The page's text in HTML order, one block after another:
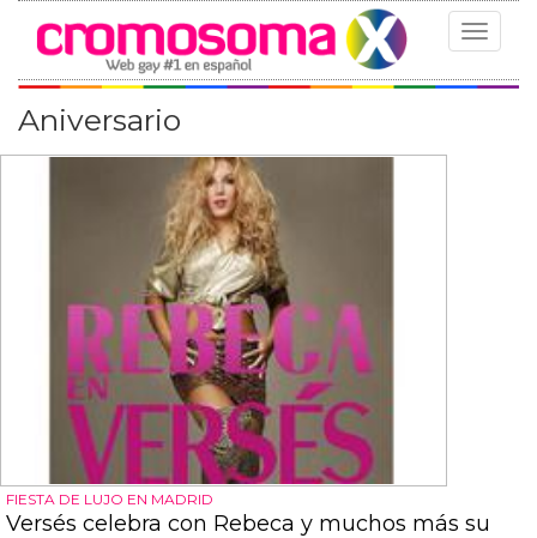
Toggle
Aniversario
FIESTA DE LUJO EN MADRID
Versés celebra con Rebeca y muchos más su